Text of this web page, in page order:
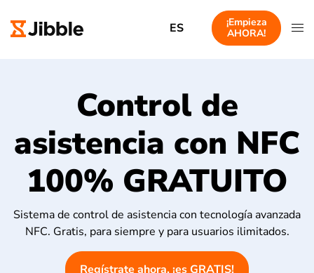
ES
¡Empieza
AHORA!
Control de
asistencia con NFC
100% GRATUITO
Sistema de control de asistencia con tecnología avanzada
NFC. Gratis, para siempre y para usuarios ilimitados.
Regístrate ahora, ¡es GRATIS!